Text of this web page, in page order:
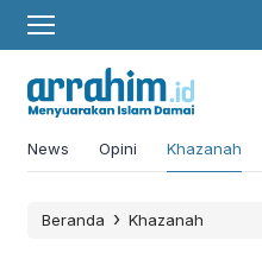
News Opini Khazanah
Beranda › Khazanah